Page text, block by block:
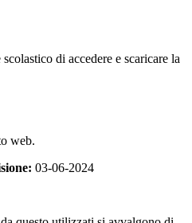
di accedere e scaricare la
web.
03-06-2024